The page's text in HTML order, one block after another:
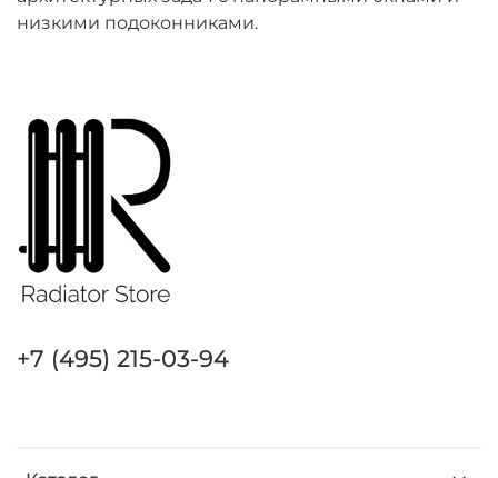
низкими подоконниками.
+7 (495) 215-03-94